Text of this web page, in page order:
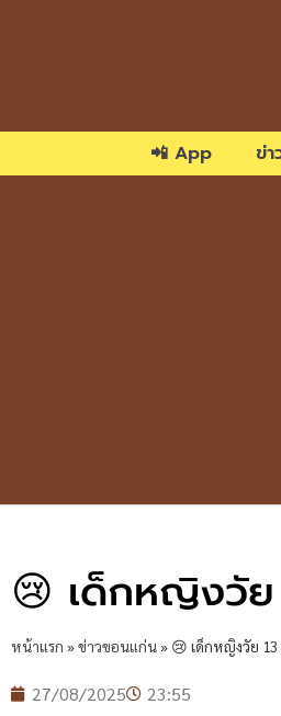
📲 App ข่
😢 เด็กหญิงวั
หน้าแรก »ข่าวขอนแก่น» 😢 เด็กหญิงวัย
27/08/2025 23:55